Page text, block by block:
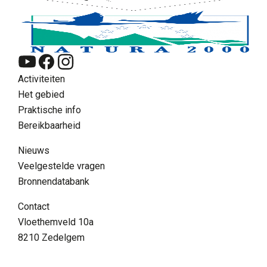
Supra menu
Contact
Activiteiten
Het gebied
Praktische info
Bereikbaarheid
Nieuws
Veelgestelde vragen
Bronnendatabank
Contact
Vloethemveld 10a
8210 Zedelgem